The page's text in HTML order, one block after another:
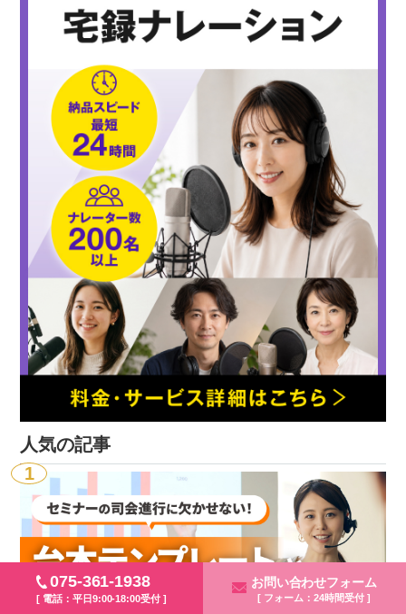
075-361-1938
[ 電話：平日9:00-18:00受付 ]
お問い合わせフォーム
[ フォーム：24時間受付 ]
人気の記事
1